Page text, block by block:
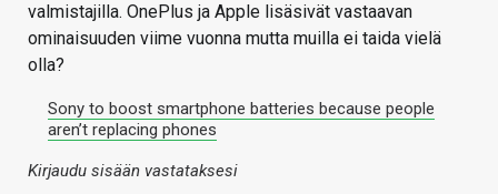
valmistajilla. OnePlus ja Apple lisäsivät vastaavan
ominaisuuden viime vuonna mutta muilla ei taida vielä
olla?
Sony to boost smartphone batteries because people
aren’t replacing phones
Kirjaudu sisään vastataksesi